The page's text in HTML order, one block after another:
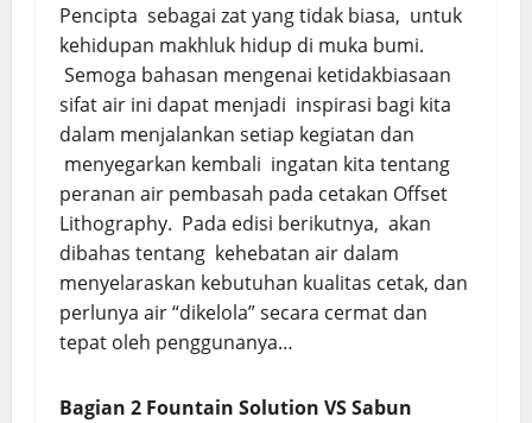
Pencipta sebagai zat yang tidak biasa, untuk
kehidupan makhluk hidup di muka bumi.
Semoga bahasan mengenai ketidakbiasaan
sifat air ini dapat menjadi inspirasi bagi kita
dalam menjalankan setiap kegiatan dan
menyegarkan kembali ingatan kita tentang
peranan air pembasah pada cetakan Offset
Lithography. Pada edisi berikutnya, akan
dibahas tentang kehebatan air dalam
menyelaraskan kebutuhan kualitas cetak, dan
perlunya air “dikelola” secara cermat dan
tepat oleh penggunanya…
Bagian 2 Fountain Solution VS Sabun